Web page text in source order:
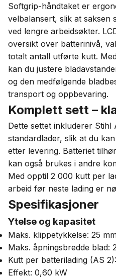
Softgrip-håndtaket er
velbalansert, slik at saksen
ved lengre arbeidsøkter.
oversikt over batterinivå,
totalt antall utførte kutt.
kan du justere
og den medfølgende
transport og oppbevaring.
Komplett sett –
Dette settet inkluderer Stihl
standardlader, slik at du
etter levering. Batteriet
kan også brukes i andre
Med opptil 2 000 kutt per
arbeid før neste lading er
Spesifikasjoner
Ytelse og kapasitet
Maks. klippetykkelse: 25
Maks. åpningsbredde blad:
Kutt per batterilading (AS
Effekt: 0,60 kW